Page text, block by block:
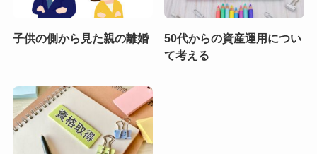
子供の側から見た親の離婚
50代からの資産運用につい
て考える